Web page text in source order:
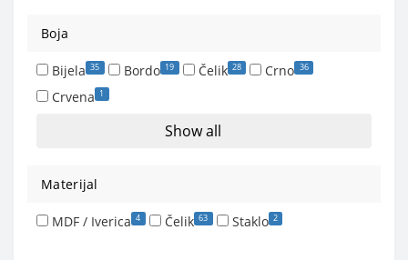
Boja
Bijela 35 Bordo 19 Čelik 28 Crno 36
Crvena 1
Show all
Materijal
MDF / Iverica 4 Čelik 63 Staklo 2